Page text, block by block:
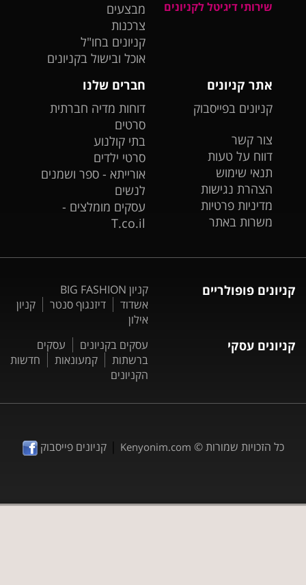
שירותי דיגיטל לקניונים
מבצעים
צרכנות
קניונים בחו"ל
אוכל ובישול בקניונים
אתר קניונים
קניונים בפייסבוק
צור קשר
דווח על טעות
תנאי שימוש
הצהרת נגישות
מדיניות פרטיות
משרות באתר
חברים שלנו
דוחות מדיה חברתית
סרטים
בתי קולנוע
סרטי ילדים
אורייתא - ספר ושמנים
לנשים
עסקים מומלצים -
T.co.il
קניונים פופולריים
קניון BIG FASHION
אשדוד
דיזנגוף סנטר
קניון
אילון
קניונים עסקי עסקים בקניונים
עסקים
ברשתות
קמעונאות
חדשות
הקניונים
כל הזכויות שמורות © Kenyonim.com
|קניונים פייסבוק